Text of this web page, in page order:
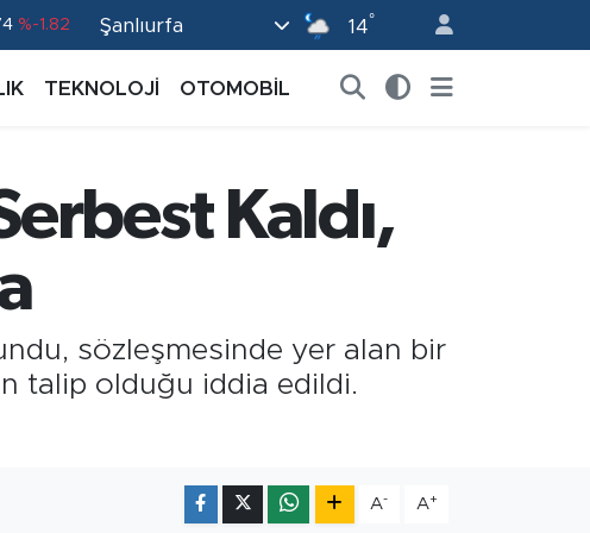
%0.19
%0
Şanlıurfa 14°
TEKNOLOJİ OTOMOBİL
Kaldı,
sözleşmesinde yer alan bir
talip olduğu iddia edildi.
A- A+